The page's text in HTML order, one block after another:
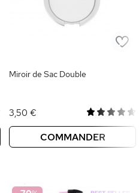
Miroir de Sac Double
3,50 €
COMMANDER